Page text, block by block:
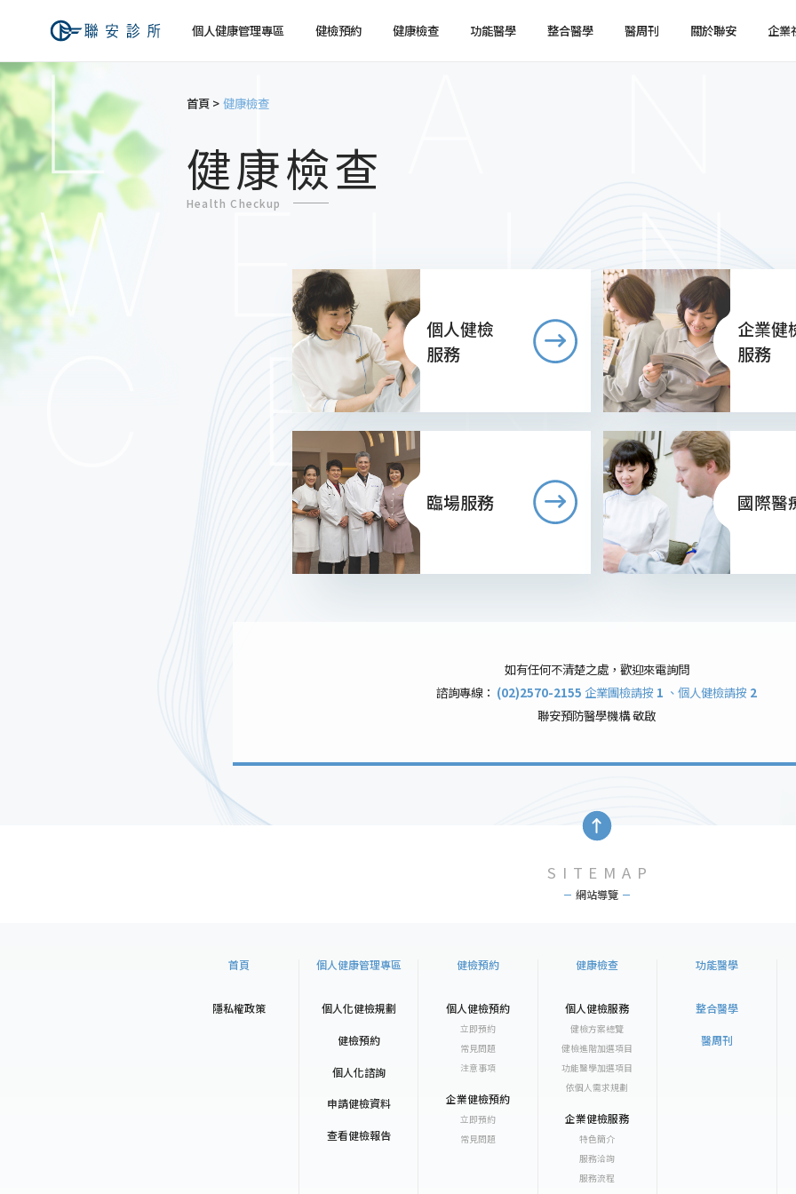
個人健康管理專區 健檢預約
健檢預約
健康檢查
健康檢查
功能醫學 整合醫學 醫周刊 關於聯安
關於聯安
交通資訊
企業
首頁 健康檢查
健康檢查
Health Checkup
個人健檢
服務
企業健
服務
臨場服務 國際醫
如有任何不清楚之處，歡迎來電詢問
諮詢專線： (02)2570-2155 企業團檢請按 1 、個人健檢請按 2
聯安預防醫學機構 敬啟
SITEMAP
網站導覽
首頁
隱私權政策
個人健康管理專區
個人化健檢規劃
健檢預約
個人化諮詢
申請健檢資料
查看健檢報告
健檢預約
個人健檢預約
立即預約
常見問題
注意事項
企業健檢預約
立即預約
常見問題
健康檢查
個人健檢服務
健檢方案總覽
健檢進階加選項目
功能醫學加選項目
依個人需求規劃
企業健檢服務
特色簡介
服務洽詢
服務流程
功能醫學
整合醫學
醫周刊